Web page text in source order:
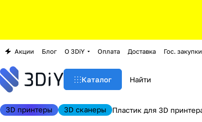
Акции Блог О 3DiY Оплата Доставка Гос. закупки
Каталог
3D принтеры 3D сканеры Пластик для 3D